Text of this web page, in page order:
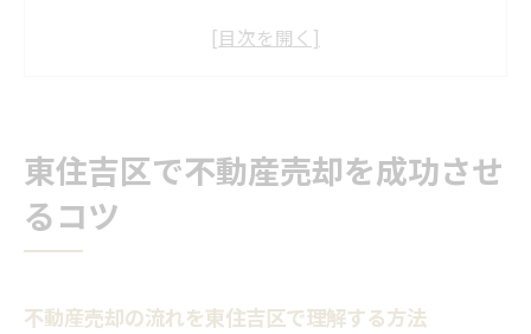
地域特性を活かした不動産売却のポイント
納得の取引を実現する査定方法とは
不動産売却で重要な査定の基準と流れ
査定額の信頼性を高めるための事前準備
東住吉区で不動産売却を成功させ
るコツ
不動産売却の流れを東住吉区で理解する方法